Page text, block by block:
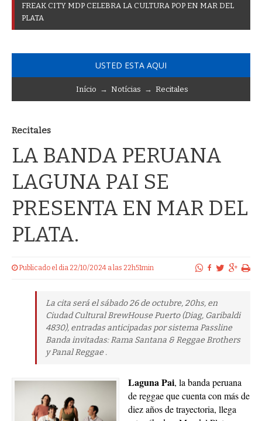
FREAK CITY MDP CELEBRA LA CULTURA POP EN MAR DEL
PLATA
USTED ESTA AQUI
Início → Notícias → Recitales
Recitales
LA BANDA PERUANA
LAGUNA PAI SE
PRESENTA EN MAR DEL
PLATA.
Publicado el dia 22/10/2024 a las 22h51min
La cita será el sábado 26 de octubre, 20hs, en
Ciudad Cultural BrewHouse Puerto (Diag, Garibaldi
4830), entradas anticipadas por sistema Passline
Banda invitadas: Rama Santana & Reggae Brothers
y Panal Reggae .
Laguna Pai, la banda peruana
de reggae que cuenta con más de
diez años de trayectoria, llega